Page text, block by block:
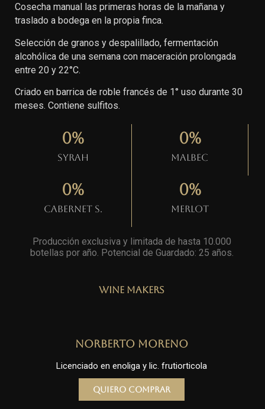
Cosecha manual las primeras horas de la mañana y
traslado a bodega en la propia finca.
Selección de granos y despalillado, fermentación
alcohólica de una semana con maceración prolongada
entre 20 y 22°C.
Criado en barrica de roble francés de 1° uso durante 30
meses. Contiene sulfitos.
Syrah
0%
Malbec
0%
Cabernet S.
0%
Merlot
0%
Producción exclusiva y limitada de hasta 10.000
botellas por año. Potencial de Guardado: 25 años
Wine Makers
Norberto Moreno
Licenciado en enoliga y lic. frutiorticola
Quiero comprar